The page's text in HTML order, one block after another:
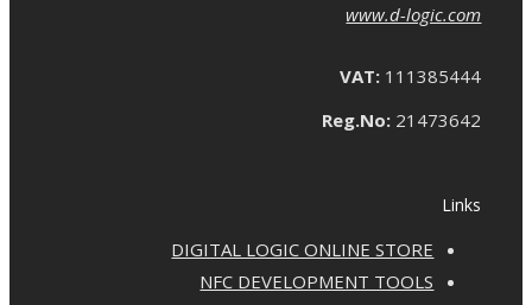
www.d-logic.com
VAT: 111385444
Reg.No: 21473642
Links
DIGITAL LOGIC ONLINE STORE
NFC DEVELOPMENT TOOLS